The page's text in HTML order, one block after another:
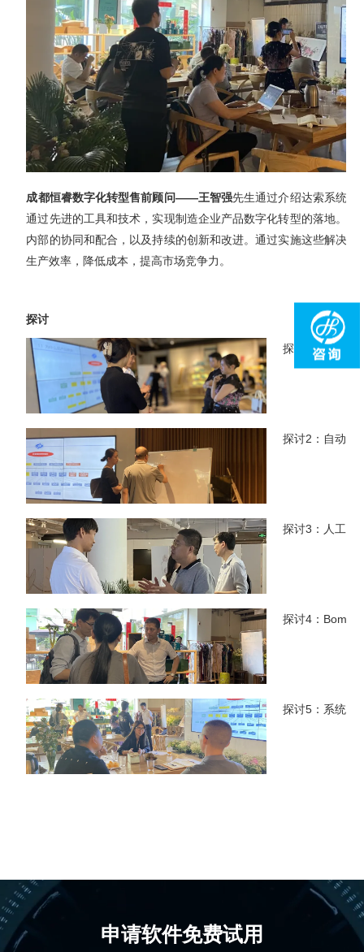
成都恒睿数字化转型售前顾问——王智强先生通过介绍达索系统的
通过先进的工具和技术，实现制造企业产品数字化转型的落地。
内部的协同和配合，以及持续的创新和改进。通过实施这些解决
生产效率，降低成本，提高市场竞争力。
探讨
探讨1：数据流
探讨2：自动识
探讨3：人工问
探讨4：Bom问
探讨5：系统问
申请软件免费试用